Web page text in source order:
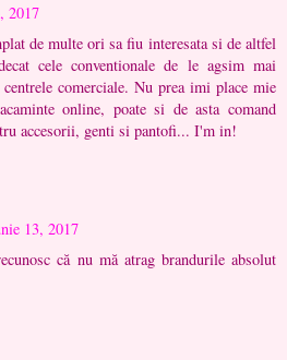
2017
de multe ori sa fiu interesata si de altfel
cele conventionale de le agsim mai
comerciale. Nu prea imi place mie
online, poate si de asta comand
accesorii, genti si pantofi... I'm in!
13, 2017
că nu mă atrag brandurile absolut